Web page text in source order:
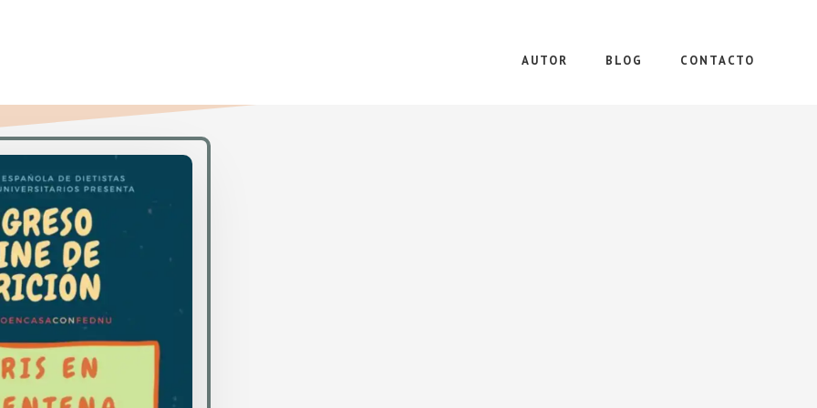
AUTOR BLOG CONTACTO